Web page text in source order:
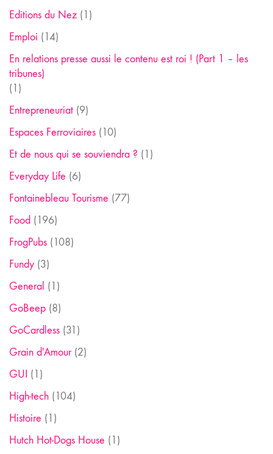
Editions du Nez (1)
Emploi (14)
En relations presse aussi le contenu est roi ! (Part 1 – les
tribunes)
(1)
Entrepreneuriat (9)
Espaces Ferroviaires (10)
Et de nous qui se souviendra ? (1)
Everyday Life (6)
Fontainebleau Tourisme (77)
Food (196)
FrogPubs (108)
Fundy (3)
General (1)
GoBeep (8)
GoCardless (31)
Grain d'Amour(2)
GUI (1)
High-tech (104)
Histoire (1)
Hutch Hot-Dogs House (1)